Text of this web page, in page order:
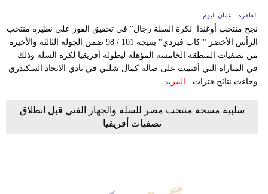
تعليم
مرأة
وتكنولوجيا
القاهرة - عمان اليوم
نجح منتخب أوغندا لكرة السلة رجال" في تحقيق الفوز على نظيره منتخب
الرأس الأخضر " كاب فيردي" بنتيجة 101 / 98 ضمن الجولة الثالثة والأخيرة
من تصفيات المنطقة الخامسة المؤهلة لبطولة أفريقيا لكرة السلة وذلك
في المباراة التي أقيمت على صالة كمال شلبي في نادي الاتحاد السكندري
وجاءت نتائج فترات... المزيد
سلبية مسحة منتخب مصر للسلة والجهاز الفني قبل انطلاق
تصفيات أفريقيا